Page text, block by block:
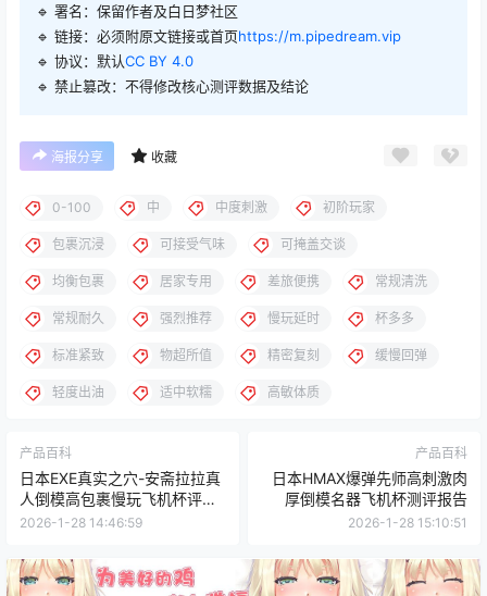
🔹 署名：保留作者及白日梦社区
🔹 链接：必须附原文链接或首页https://m.pipedream.vip
🔹 协议：默认CC BY 4.0
🔹 禁止篡改：不得修改核心测评数据及结论
海报分享 收藏
0-100 中 中度刺激 初阶玩家
包裹沉浸 可接受气味 可掩盖交谈
均衡包裹 居家专用 差旅便携 常规清洗
常规耐久 强烈推荐 慢玩延时 杯多多
标准紧致 物超所值 精密复刻 缓慢回弹
轻度出油 适中软糯 高敏体质
产品百科
日本EXE真实之穴-安斋拉拉真
人倒模高包裹慢玩飞机杯评测
报告宿舍可藏
2026-1-28 14:46:59
产品百科
日本HMAX爆弹先师高刺激肉
厚倒模名器飞机杯测评报告
2026-1-28 15:10:51